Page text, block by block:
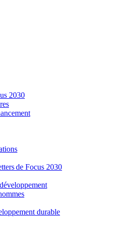
2030
de Focus 2030
durable